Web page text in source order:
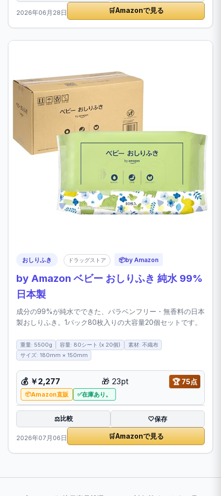
2026年06月28日 🛒Amazonで見る
おしりふき ドラッグストア 📦by Amazon
by Amazon ベビー おしりふき 純水 99%
日本製
成分の99%が純水でできた、パラベンフリー・無香料の日本
製おしりふき。1パック80枚入りの大容量20個セットです。
重量: 5500g 容量: 80シート (x 20個)
素材: 不織布
サイズ: 180mm × 150mm
💰 ￥2,277 🎁 23pt 🏆75点
Amazon直販 在庫あり。
⚖️比較 🤍保存
2026年07月06日 🛒Amazonで見る